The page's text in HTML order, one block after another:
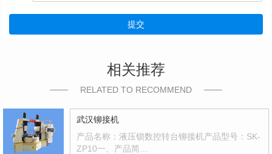
提交
相关推荐
RELATED TO RECOMMEND
武汉铆接机
产品名称：液压锁数控转台铆接机产品型号：SK-
ZP10一、产品简…